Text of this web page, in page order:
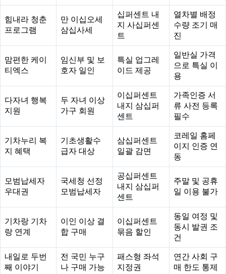
힘내라 청춘
프로그램
만 이십오세
삼십사세
십퍼센트 내
지 사십퍼센
트
열차별 배정
수량 조기 매
진
맘편한 케이
티엑스
임신부 및 보
호자 일인
특실 업그레
이드 제공
일반실 가격
으로 특실 이
용
다자녀 행복
지원
두 자녀 이상
가구 회원
이십퍼센트
내지 삼십퍼
센트
가족인증 서
류 사전 등록
필수
기차누리 복
지 혜택
기초생활수
급자 대상
삼십퍼센트
일괄 감면
코레일 홈페
이지 인증 연
동
모범납세자
우대권
국세청 선정
모범납세자
공십퍼센트
내지 삼십퍼
센트
주말 및 공휴
일 이용 불가
기차랑 기차
랑 연계
이인 이상 결
합 구매
이십퍼센트
묶음 할인
동일 여정 및
동시 발권 조
건
내일로 두번
째 이야기
전 국민 누구
나 구매 가능
패스형 좌석
지정권
연간 사회 구
매 한도 통제